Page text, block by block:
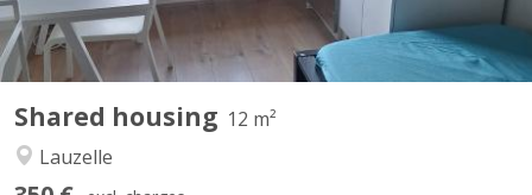
Shared housing 12 m²
Lauzelle